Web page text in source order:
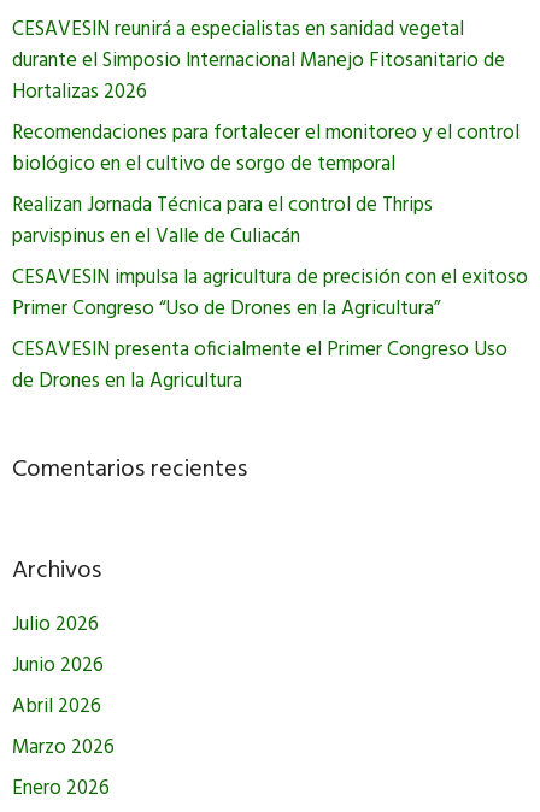
CESAVESIN reunirá a especialistas en sanidad vegetal
durante el Simposio Internacional Manejo Fitosanitario de
Hortalizas 2026
Recomendaciones para fortalecer el monitoreo y el control
biológico en el cultivo de sorgo de temporal
Realizan Jornada Técnica para el control de Thrips
parvispinus en el Valle de Culiacán
CESAVESIN impulsa la agricultura de precisión con el exitoso
Primer Congreso “Uso de Drones en la Agricultura”
CESAVESIN presenta oficialmente el Primer Congreso Uso
de Drones en la Agricultura
Comentarios recientes
Archivos
Julio 2026
Junio 2026
Abril 2026
Marzo 2026
Enero 2026